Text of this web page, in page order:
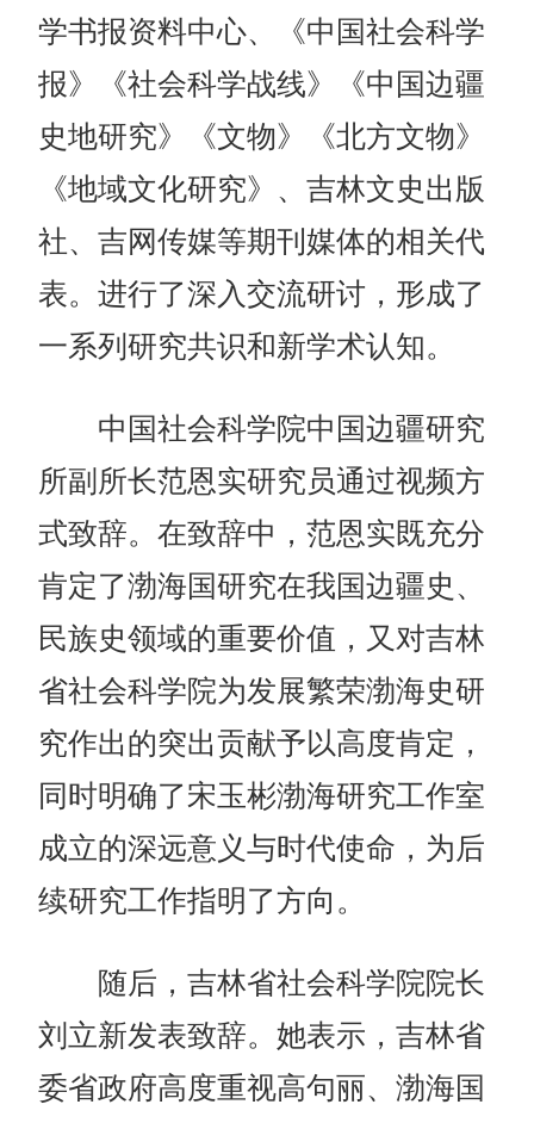
学书报资料中心、《中国社会科学
报》《社会科学战线》《中国边疆
史地研究》《文物》《北方文物》
《地域文化研究》、吉林文史出版
社、吉网传媒等期刊媒体的相关代
表。进行了深入交流研讨，形成了
一系列研究共识和新学术认知。
中国社会科学院中国边疆研究
所副所长范恩实研究员通过视频方
式致辞。在致辞中，范恩实既充分
肯定了渤海国研究在我国边疆史、
民族史领域的重要价值，又对吉林
省社会科学院为发展繁荣渤海史研
究作出的突出贡献予以高度肯定，
同时明确了宋玉彬渤海研究工作室
成立的深远意义与时代使命，为后
续研究工作指明了方向。
随后，吉林省社会科学院院长
刘立新发表致辞。她表示，吉林省
委省政府高度重视高句丽、渤海国